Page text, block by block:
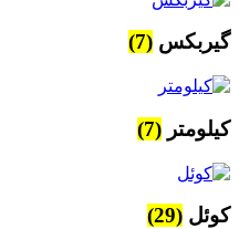
گیربکس (7)
کیلومتر (7)
کوئل (29)